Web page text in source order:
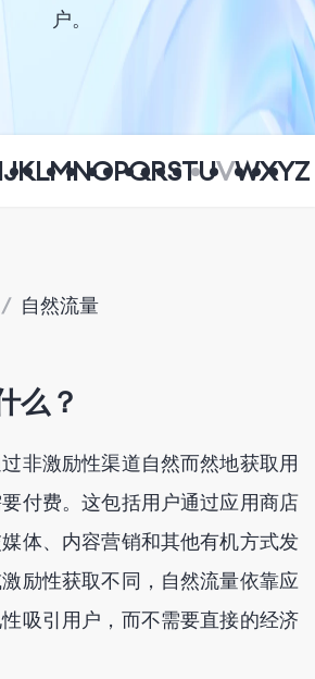
户。
JKLMNOPQRSTUVWXYZ
/ 自然流量
么？
非激励性渠道自然而然地获取用
付费。这包括用户通过应用商店
体、内容营销和其他有机方式发
励性获取不同，自然流量依靠应
吸引用户，而不需要直接的经济